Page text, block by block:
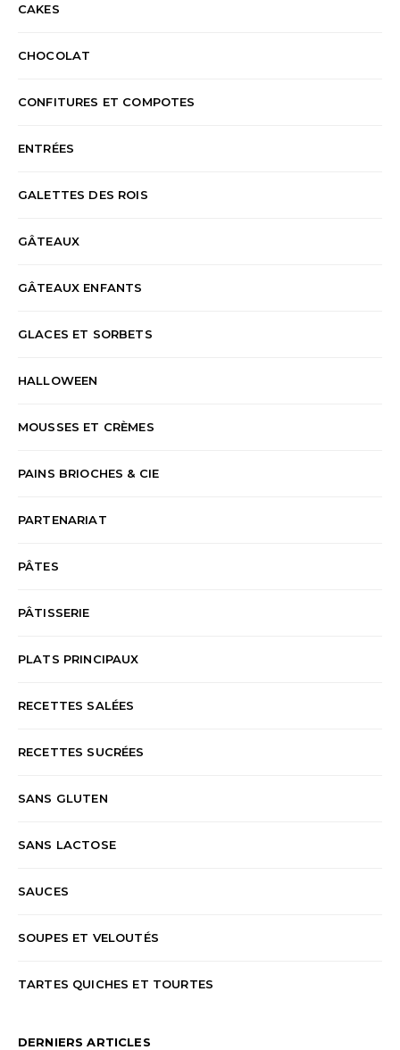
CAKES
CHOCOLAT
CONFITURES ET COMPOTES
ENTRÉES
GALETTES DES ROIS
GÂTEAUX
GÂTEAUX ENFANTS
GLACES ET SORBETS
HALLOWEEN
MOUSSES ET CRÈMES
PAINS BRIOCHES & CIE
PARTENARIAT
PÂTES
PÂTISSERIE
PLATS PRINCIPAUX
RECETTES SALÉES
RECETTES SUCRÉES
SANS GLUTEN
SANS LACTOSE
SAUCES
SOUPES ET VELOUTÉS
TARTES QUICHES ET TOURTES
DERNIERS ARTICLES